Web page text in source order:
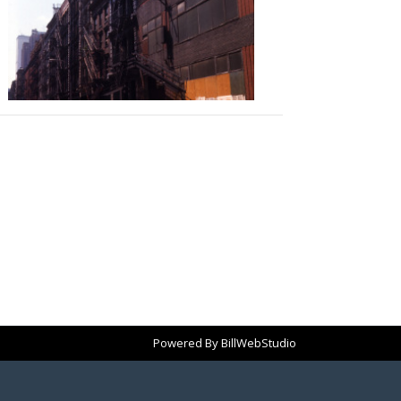
Powered ByBillWebStudio